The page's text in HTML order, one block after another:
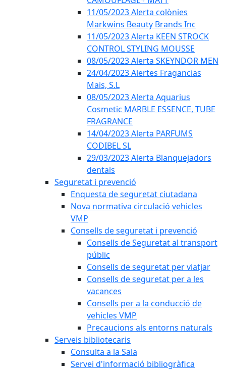
11/05/2023 Alerta colònies
Markwins Beauty Brands Inc
11/05/2023 Alerta KEEN STROCK
CONTROL STYLING MOUSSE
08/05/2023 Alerta SKEYNDOR MEN
24/04/2023 Alertes Fragancias
Mais, S.L
08/05/2023 Alerta Aquarius
Cosmetic MARBLE ESSENCE, TUBE
FRAGRANCE
14/04/2023 Alerta PARFUMS
CODIBEL SL
29/03/2023 Alerta Blanquejadors
dentals
Seguretat i prevenció
Enquesta de seguretat ciutadana
Nova normativa circulació vehicles
VMP
Consells de seguretat i prevenció
Consells de Seguretat al transport
públic
Consells de seguretat per viatjar
Consells de seguretat per a les
vacances
Consells per a la conducció de
vehicles VMP
Precaucions als entorns naturals
Serveis bibliotecaris
Consulta a la Sala
Servei d'informació bibliogràfica